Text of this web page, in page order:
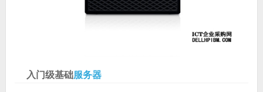
入门级基础服务器